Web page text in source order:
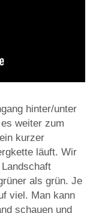
hinter/unter
weiter zum
kurzer
läuft. Wir
als grün. Je
viel. Man kann
schauen und